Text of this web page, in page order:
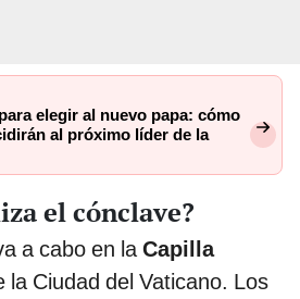
elegir al nuevo papa: cómo
al próximo líder de la
el cónclave?
a cabo en laCapilla
la Ciudad del Vaticano. Los